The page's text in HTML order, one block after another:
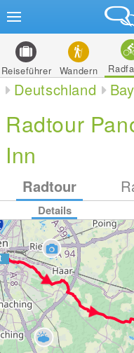
Reiseführer Wandern
Deutschland
Radtour
Inn
Radtour
Details